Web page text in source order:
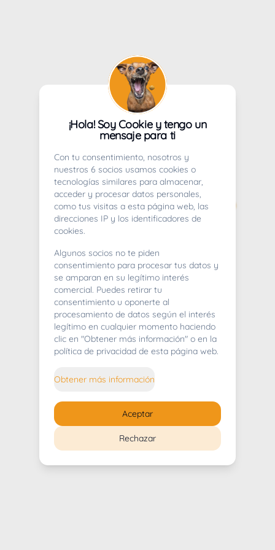
404
Whoops! Lo sentimos mucho.
¡Hola! Soy Cookie y tengo un
mensaje para ti
Con tu consentimiento, nosotros y
nuestros 6 socios usamos cookies o
tecnologías similares para almacenar,
acceder y procesar datos personales,
como tus visitas a esta página web, las
direcciones IP y los identificadores de
cookies.
Algunos socios no te piden
consentimiento para procesar tus datos y
se amparan en su legítimo interés
comercial. Puedes retirar tu
consentimiento u oponerte al
procesamiento de datos según el interés
legítimo en cualquier momento haciendo
clic en "Obtener más información" o en la
política de privacidad de esta página web.
Obtener más información
Rechazar
Aceptar